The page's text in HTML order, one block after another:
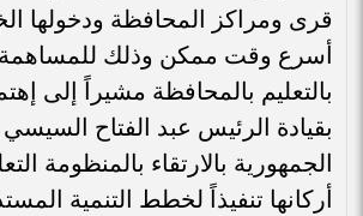
قرى ومراكز المحافظة ودخولها
أسرع وقت ممكن وذلك
بالتعليم بالمحافظة مشيراً إلى
بقيادة الرئيس عبد الفتاح
الجمهورية بالارتقاء بالمنظومة
أركانها تنفيذاً لخطط التنمية